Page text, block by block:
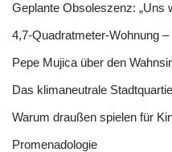
Geplante Obsoleszenz: „Uns
4,7-Quadratmeter-Wohnung
Pepe Mujica über den
Das klimaneutrale
Warum draußen spielen für
Promenadologie